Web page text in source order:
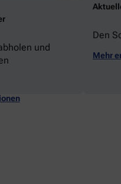
und
Den
Mehr